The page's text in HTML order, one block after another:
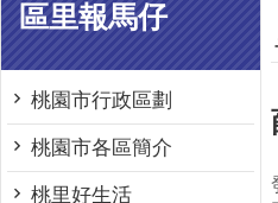
區里報馬仔
桃園市行政區劃
桃園市各區簡介
桃里好生活